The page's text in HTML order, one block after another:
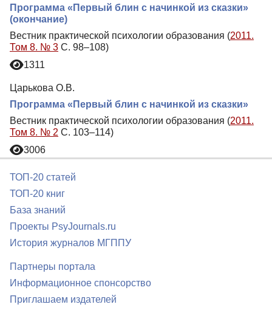
Программа «Первый блин с начинкой из сказки»
(окончание)
Вестник практической психологии образования (2011.
Том 8. № 3 С. 98–108)
1311
Царькова О.В.
Программа «Первый блин с начинкой из сказки»
Вестник практической психологии образования (2011.
Том 8. № 2 С. 103–114)
3006
ТОП-20 статей
ТОП-20 книг
База знаний
Проекты PsyJournals.ru
История журналов МГППУ
Партнеры портала
Информационное спонсорство
Приглашаем издателей